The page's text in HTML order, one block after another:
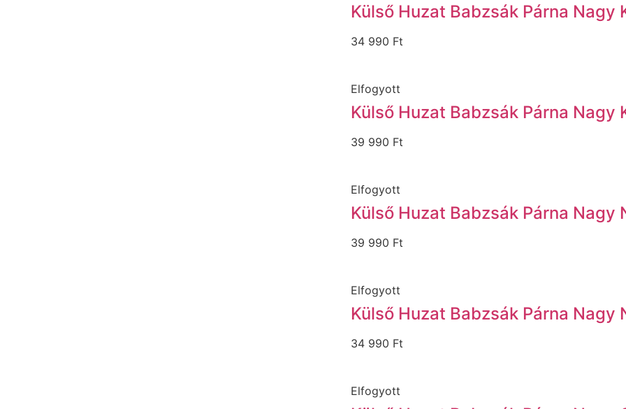
Külső Huzat Babzsák Párna Nagy
34 990 Ft
Elfogyott
Külső Huzat Babzsák Párna Nagy
39 990 Ft
Elfogyott
Külső Huzat Babzsák Párna Nagy
39 990 Ft
Elfogyott
Külső Huzat Babzsák Párna Nagy
34 990 Ft
Elfogyott